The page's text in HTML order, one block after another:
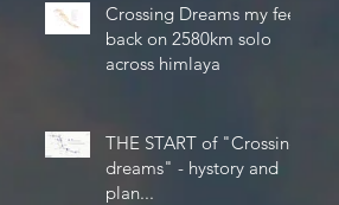
Crossing Dreams my feel
back on 2580km solo
across himlaya
THE START of "Crossing
dreams" - hystory and
plan...